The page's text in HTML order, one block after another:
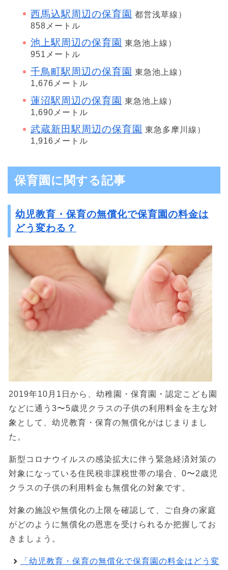
西馬込駅周辺の保育園 都営浅草線）
858メートル
池上駅周辺の保育園 東急池上線）
951メートル
千鳥町駅周辺の保育園 東急池上線）
1,676メートル
蓮沼駅周辺の保育園 東急池上線）
1,690メートル
武蔵新田駅周辺の保育園 東急多摩川線）
1,916メートル
保育園に関する記事
幼児教育・保育の無償化で保育園の料金は
どう変わる？
2019年10月1日から、幼稚園・保育園・認定こども園
などに通う3〜5歳児クラスの子供の利用料金を主な対
象として、幼児教育・保育の無償化がはじまりまし
た。
新型コロナウイルスの感染拡大に伴う緊急経済対策の
対象になっている住民税非課税世帯の場合、0〜2歳児
クラスの子供の利用料金も無償化の対象です。
対象の施設や無償化の上限を確認して、ご自身の家庭
がどのように無償化の恩恵を受けられるか把握してお
きましょう。
「幼児教育・保育の無償化で保育園の料金はどう変